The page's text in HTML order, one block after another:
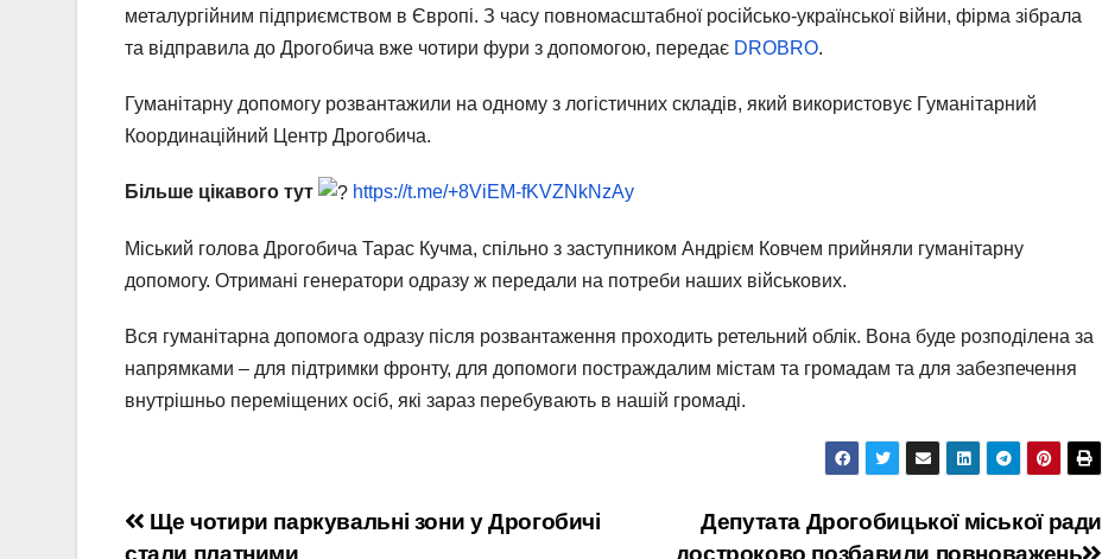
металургійним підприємством в Європі. З часу повномасштабної російсько-української війни, фірма зібрала
та відправила до Дрогобича вже чотири фури з допомогою, передає DROBRO.
Гуманітарну допомогу розвантажили на одному з логістичних складів, який використовує Гуманітарний
Координаційний Центр Дрогобича.
Більше цікавого тут https://t.me/+8ViEM-fKVZNkNzAy
Міський голова Дрогобича Тарас Кучма, спільно з заступником Андрієм Ковчем прийняли гуманітарну
допомогу. Отримані генератори одразу ж передали на потреби наших військових.
Вся гуманітарна допомога одразу після розвантаження проходить ретельний облік. Вона буде розподілена за
напрямками – для підтримки фронту, для допомоги постраждалим містам та громадам та для забезпечення
внутрішньо переміщених осіб, які зараз перебувають в нашій громаді.
Навігація
Депутата Дрогобицької міської ради
достроково позбавили повноважень
Ще чотири паркувальні зони у Дрогобичі
стали платними